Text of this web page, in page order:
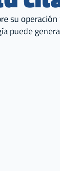
su
puede